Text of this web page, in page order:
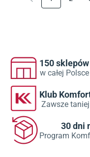
150 sklepów
w całej Polsce
Klub
Zawsze taniej
30 dni
Program